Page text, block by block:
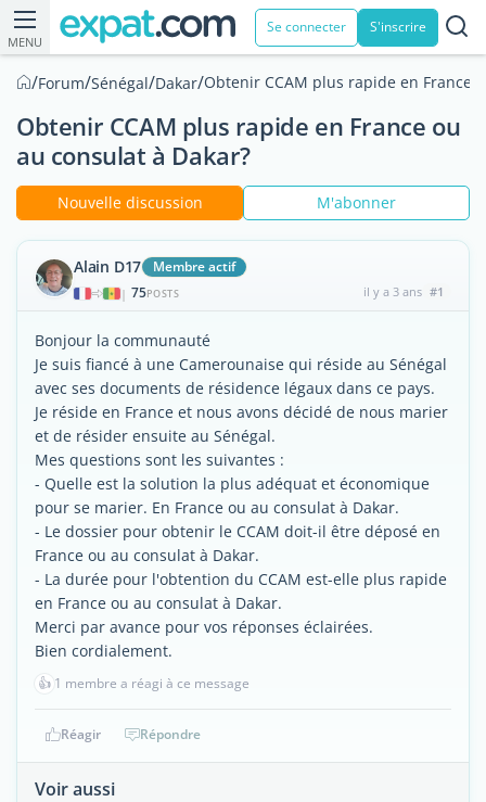
MENU
Se connecter S'inscrire
/Forum/Sénégal/Dakar/Obtenir CCAM plus rapide en France
Obtenir CCAM plus rapide en France ou
au consulat à Dakar?
Nouvelle discussion M'abonner
Alain D17 Membre actif
| 75POSTS il y a 3 ans #1
Bonjour la communauté
Je suis fiancé à une Camerounaise qui réside au Sénégal
avec ses documents de résidence légaux dans ce pays.
Je réside en France et nous avons décidé de nous marier
et de résider ensuite au Sénégal.
Mes questions sont les suivantes :
- Quelle est la solution la plus adéquat et économique
pour se marier. En France ou au consulat à Dakar.
- Le dossier pour obtenir le CCAM doit-il être déposé en
France ou au consulat à Dakar.
- La durée pour l'obtention du CCAM est-elle plus rapide
en France ou au consulat à Dakar.
Merci par avance pour vos réponses éclairées.
Bien cordialement.
👍 1 membre a réagi à ce message
Réagir Répondre
Voir aussi